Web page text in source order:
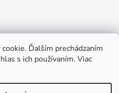
Ďalším prechádzaním
s ich používaním. Viac